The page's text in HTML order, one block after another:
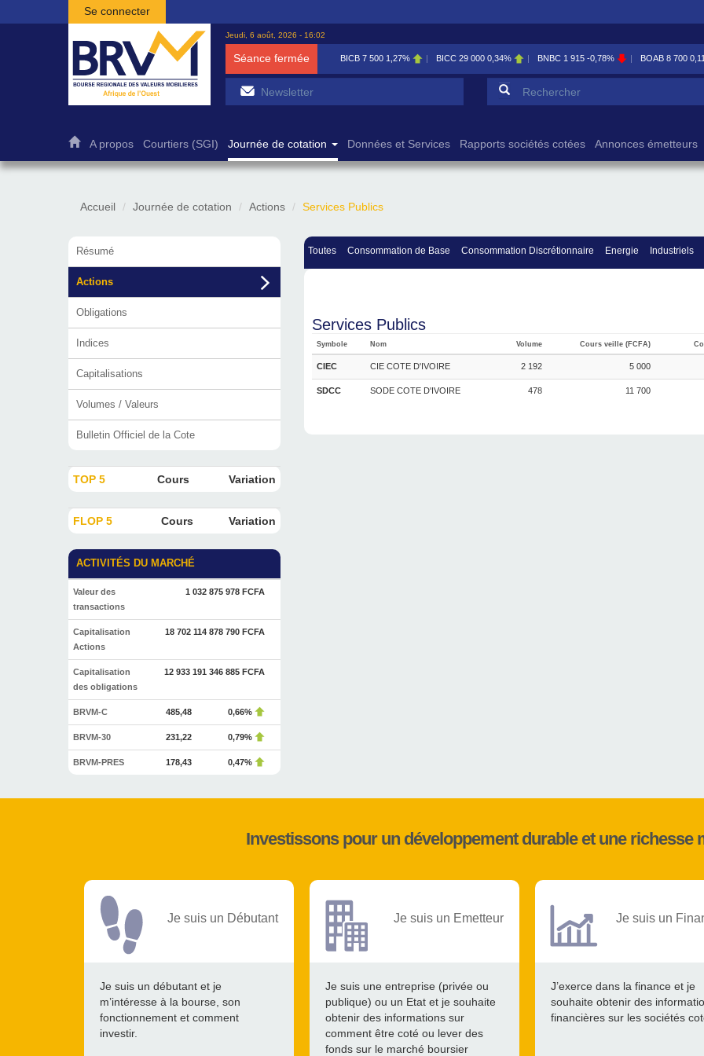
Aller au contenu principal
Se connecter
Jeudi, 6 août, 2026 - 16:02
Séance fermée BICB 7 500 1,27% BICC 29 000 0,34% BNBC 1 915 -0,78% BOAB 8 700
Formulaire de
A propos Courtiers (SGI) Journée de cotation Données et Services Rapports sociétés cotées Annonces émetteurs
Accueil Journée de cotation Actions Services Publics
Résumé
Actions
Obligations
Indices
Capitalisations
Volumes / Valeurs
Bulletin Officiel de la Cote
TOP 5 Cours Variation
FLOP 5 Cours Variation
ACTIVITÉS DU MARCHÉ
Valeur des
transactions
1 032 875 978 FCFA
Capitalisation
Actions
18 702 114 878 790 FCFA
Capitalisation
des obligations
12 933 191 346 885 FCFA
BRVM-C 485,48 0,66%
BRVM-30 231,22 0,79%
BRVM-PRES 178,43 0,47%
Toutes Consommation de Base Consommation Discrétionnaire Energie Industriels
Services Publics
Symbole Nom Volume Cours veille (FCFA)
CIEC CIE COTE D'IVOIRE 2 192 5 000
SDCC SODE COTE D'IVOIRE 478 11 700
Investissons pour un développement durable et une richesse
Je suis un Débutant
Je suis un débutant et je
m’intéresse à la bourse, son
fonctionnement et comment
investir.
Je suis un Emetteur
Je suis une entreprise (privée ou
publique) ou un Etat et je souhaite
obtenir des informations sur
comment être coté ou lever des
fonds sur le marché boursier
Je suis un
J’exerce dans la finance et je
souhaite obtenir des
financières sur les sociétés